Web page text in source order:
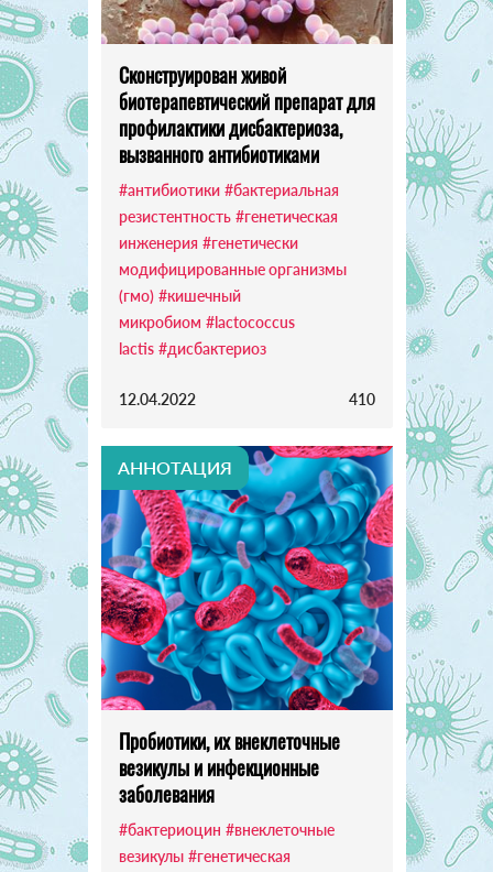
Сконструирован живой
биотерапевтический препарат для
профилактики дисбактериоза,
вызванного антибиотиками
#антибиотики #бактериальная
резистентность #генетическая
инженерия #генетически
модифицированные организмы
(гмо) #кишечный
микробиом #lactococcus
lactis #дисбактериоз
12.04.2022 410
АННОТАЦИЯ
Пробиотики, их внеклеточные
везикулы и инфекционные
заболевания
#бактериоцин #внеклеточные
везикулы #генетическая